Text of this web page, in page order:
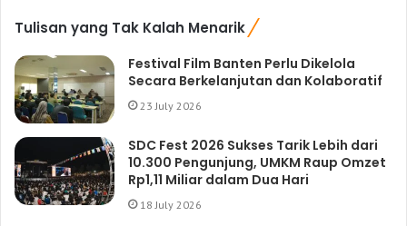
Tulisan yang Tak Kalah Menarik
Festival Film Banten Perlu Dikelola
Secara Berkelanjutan dan Kolaboratif
23 July 2026
SDC Fest 2026 Sukses Tarik Lebih dari
10.300 Pengunjung, UMKM Raup Omzet
Rp1,11 Miliar dalam Dua Hari
18 July 2026